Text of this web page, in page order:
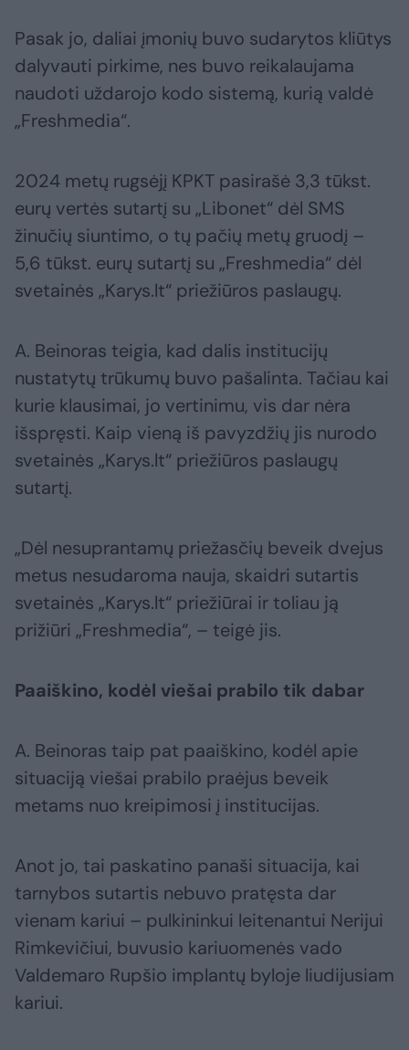
Pasak jo, daliai įmonių buvo sudarytos kliūtys
dalyvauti pirkime, nes buvo reikalaujama
naudoti uždarojo kodo sistemą, kurią valdė
„Freshmedia“.
2024 metų rugsėjį KPKT pasirašė 3,3 tūkst.
eurų vertės sutartį su „Libonet“ dėl SMS
žinučių siuntimo, o tų pačių metų gruodį –
5,6 tūkst. eurų sutartį su „Freshmedia“ dėl
svetainės „Karys.lt“ priežiūros paslaugų.
A. Beinoras teigia, kad dalis institucijų
nustatytų trūkumų buvo pašalinta. Tačiau kai
kurie klausimai, jo vertinimu, vis dar nėra
išspręsti. Kaip vieną iš pavyzdžių jis nurodo
svetainės „Karys.lt“ priežiūros paslaugų
sutartį.
„Dėl nesuprantamų priežasčių beveik dvejus
metus nesudaroma nauja, skaidri sutartis
svetainės „Karys.lt“ priežiūrai ir toliau ją
prižiūri „Freshmedia“, – teigė jis.
Paaiškino, kodėl viešai prabilo tik dabar
A. Beinoras taip pat paaiškino, kodėl apie
situaciją viešai prabilo praėjus beveik
metams nuo kreipimosi į institucijas.
Anot jo, tai paskatino panaši situacija, kai
tarnybos sutartis nebuvo pratęsta dar
vienam kariui – pulkininkui leitenantui Nerijui
Rimkevičiui, buvusio kariuomenės vado
Valdemaro Rupšio implantų byloje liudijusiam
kariui.